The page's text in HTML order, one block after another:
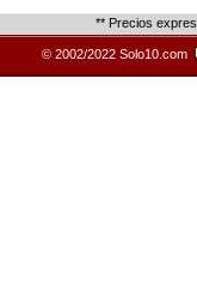
** Precios
© 2002/2022 Solo10.com